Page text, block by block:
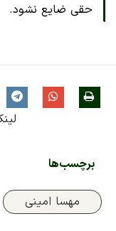
حقی ضایع نشود.
برچسب‌ها
مهسا امینی